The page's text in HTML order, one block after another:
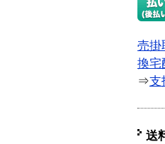
売掛
換宅
⇒支
送